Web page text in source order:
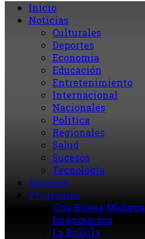
Inicio
Noticias
Culturales
Deportes
Economia
Educación
Entretenimiento
Internacional
Nacionales
Política
Regionales
Salud
Sucesos
Tecnología
Horarios
Programas
Una Buena Mañana
Imaginación
La Brújula